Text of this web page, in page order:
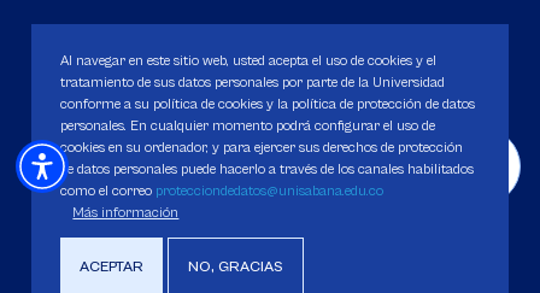
Personería Jurídica:Resolución 130 del 14 de enero de 1980.
Ministerio de Educación Nacional.
Política de Protección de datos
Derechos Pecuniarios
Al navegar en este sitio web, usted acepta el uso de cookies y el
tratamiento de sus datos personales por parte de la Universidad
conforme a su política de cookies y la política de protección de datos
personales. En cualquier momento podrá configurar el uso de
cookies en su ordenador, y para ejercer sus derechos de protección
de datos personales puede hacerlo a través de los canales habilitados
como el correo protecciondedatos@unisabana.edu.co
Más información
ACEPTAR NO, GRACIAS